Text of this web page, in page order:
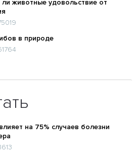
животные удовольствие от
в природе
на 75% случаев болезни